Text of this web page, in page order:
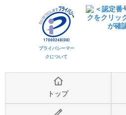
プライバシーマー
クについて
トップ